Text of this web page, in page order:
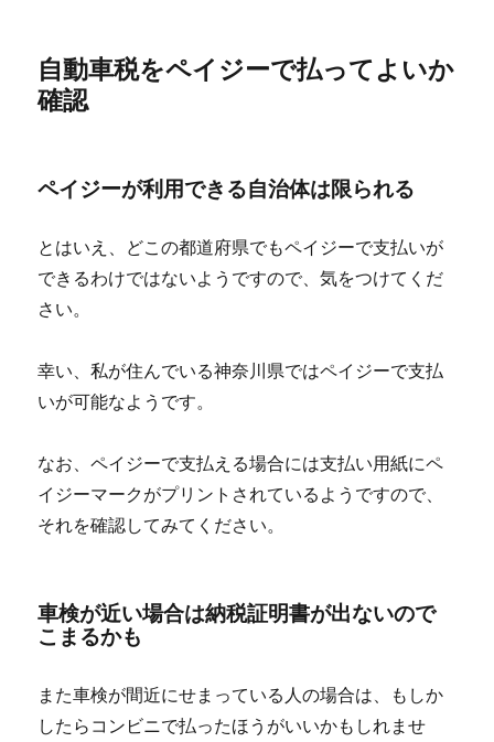
自動車税をペイジーで払ってよいか
確認
ペイジーが利用できる自治体は限られる
とはいえ、どこの都道府県でもペイジーで支払いが
できるわけではないようですので、気をつけてくだ
さい。
幸い、私が住んでいる神奈川県ではペイジーで支払
いが可能なようです。
なお、ペイジーで支払える場合には支払い用紙にペ
イジーマークがプリントされているようですので、
それを確認してみてください。
車検が近い場合は納税証明書が出ないので
こまるかも
また車検が間近にせまっている人の場合は、もしか
したらコンビニで払ったほうがいいかもしれませ